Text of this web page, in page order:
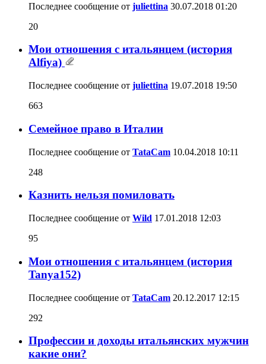
Последнее сообщение от juliettina 30.07.2018 01:20
20
Мои отношения с итальянцем (история
Alfiya)
Последнее сообщение от juliettina 19.07.2018 19:50
663
Семейное право в Италии
Последнее сообщение от TataCam 10.04.2018 10:11
248
Казнить нельзя помиловать
Последнее сообщение от Wild 17.01.2018 12:03
95
Мои отношения с итальянцем (история
Tanya152)
Последнее сообщение от TataCam 20.12.2017 12:15
292
Профессии и доходы итальянских мужчин
какие они?